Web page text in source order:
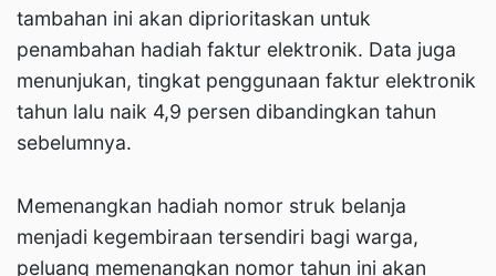
tambahan ini akan diprioritaskan untuk
penambahan hadiah faktur elektronik. Data juga
menunjukan, tingkat penggunaan faktur elektronik
tahun lalu naik 4,9 persen dibandingkan tahun
sebelumnya.
Memenangkan hadiah nomor struk belanja
menjadi kegembiraan tersendiri bagi warga,
peluang memenangkan nomor tahun ini akan